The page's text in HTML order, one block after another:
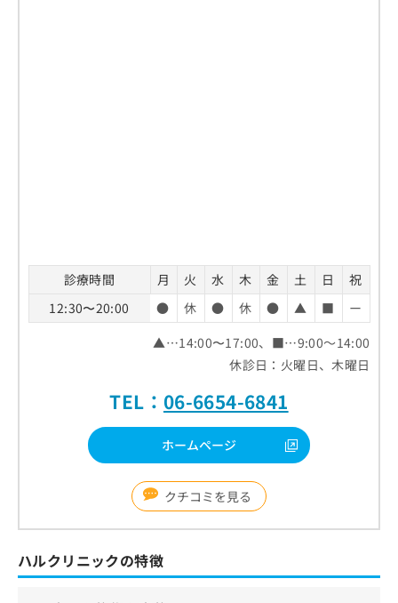
診療時間 月 火 水 木 金 土 日
祝
12:30〜20:00
● 休 ● 休 ● ▲ ■
ー
▲…14:00〜17:00、■…9:00～14:00
休診日：火曜日、木曜日
TEL： 06-6654-6841
ホームページ
クチコミを見る
ハルクリニックの特徴